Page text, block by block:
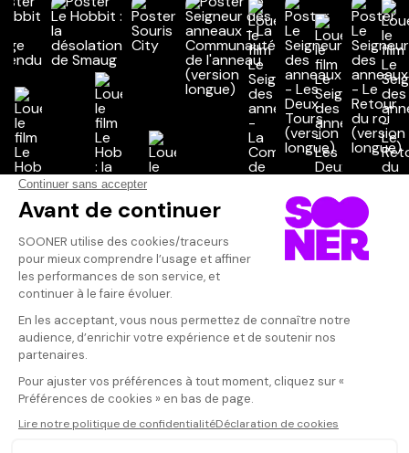
Vos avis
Donnez votre avis
Votre note
Votre commentaire
Il faut vous connecter pour
publier un avis
C'est pas un
c'est toujours
interprété par
L'intrigue est
même si on
esprit la